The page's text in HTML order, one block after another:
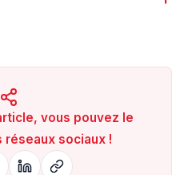
vous pouvez le
réseaux sociaux !